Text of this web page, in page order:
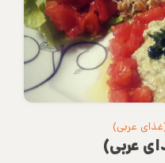
عربی)
عربی)